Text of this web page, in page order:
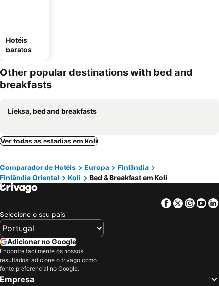
Hotéis
baratos
Other popular destinations with bed and
breakfasts
Lieksa, bed and breakfasts
Ver todas as estadias em Koli
Comparador de Hotéis Europa
Finlândia
Finlândia Oriental
Koli Bed & Breakfast em Koli
Facebook
Twitter
Selecione o seu país
Adicionar no Google
Encontre facilmente os nossos
resultados: adicione o trivago como
fonte preferencial no Google.
Empresa